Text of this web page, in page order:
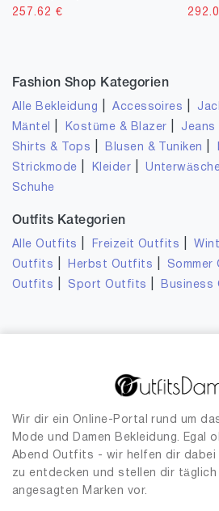
257.62 €
Fashion Shop Kategorien
Alle Bekleidung |Accessoires
Mäntel Kostüme & Blazer Jeans
Shirts & Tops Blusen & Tuniken
Strickmode
Kleider |
Schuhe
Outfits Kategorien
Alle Outfits Freizeit Outfits |
Outfits
Herbst Outfits Sommer
Outfits
Sport Outfits Business
Wir dir ein Online-Portal rund um
Mode und Damen Bekleidung. Egal
Abend Outfits - wir helfen dir dabei
zu entdecken und stellen dir
angesagten Marken vor.